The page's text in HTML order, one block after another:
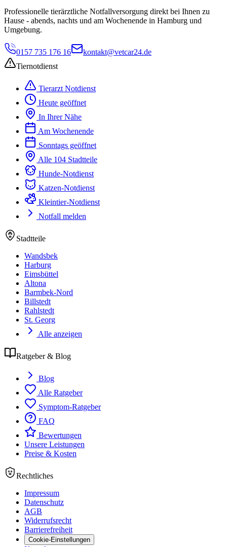
Professionelle tierärztliche Notfallversorgung direkt bei Ihnen zu
Hause - abends, nachts und am Wochenende in Hamburg und
Umgebung.
0157 735 176 16
kontakt@vetcar24.de
Tiernotdienst
Tierarzt Notdienst
Heute geöffnet
In Ihrer Nähe
Am Wochenende
Sonntags geöffnet
Alle 104 Stadtteile
Hunde-Notdienst
Katzen-Notdienst
Kleintier-Notdienst
Notfall melden
Stadtteile
Wandsbek
Harburg
Eimsbüttel
Altona
Barmbek-Nord
Billstedt
Rahlstedt
St. Georg
Alle anzeigen
Ratgeber & Blog
Blog
Alle Ratgeber
Symptom-Ratgeber
FAQ
Bewertungen
Unsere Leistungen
Preise & Kosten
Rechtliches
Impressum
Datenschutz
AGB
Widerrufsrecht
Barrierefreiheit
Cookie-Einstellungen